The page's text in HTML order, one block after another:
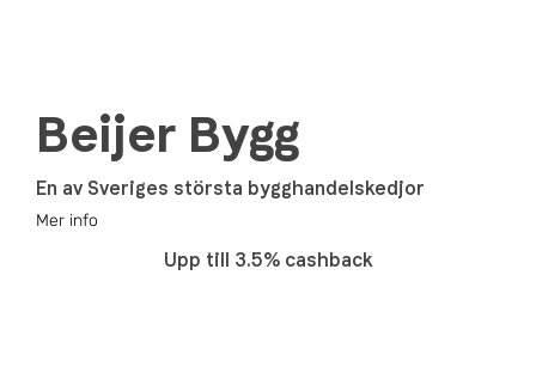
Beijer Bygg
En av Sveriges största bygghandelskedjor
Mer info
Upp till 3.5% cashback